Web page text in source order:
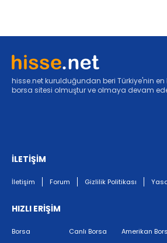
hisse.net kurulduğundan beri Türkiye'nin en
borsa sitesi olmuştur ve olmaya devam
İLETİŞİM
İletişim Forum Gizlilik Politikası
HIZLI ERİŞİM
Borsa
Canlı Borsa
Amerikan